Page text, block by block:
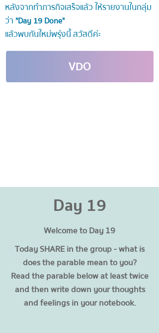
หลังจากทำภารกิจเสร็จแล้ว ให้รายงานในกลุ่ม
ว่า "Day 19 Done"
แล้วพบกันใหม่พรุ่งนี้ สวัสดีค่ะ
VDO
Day 19
Today SHARE in the group - what is
does the parable mean to you?
Read the parable below at least twice
and then write down your thoughts
and feelings in your notebook.
Welcome to Day 19